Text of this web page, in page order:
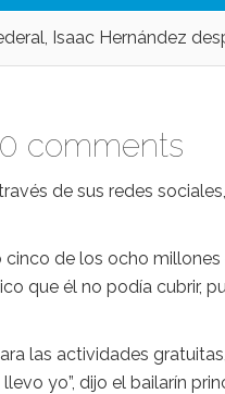
Isaac Hernández
0 comments
de sus redes
de los ocho
que él no podía cubrir,
las actividades
yo”, dijo el bailarín